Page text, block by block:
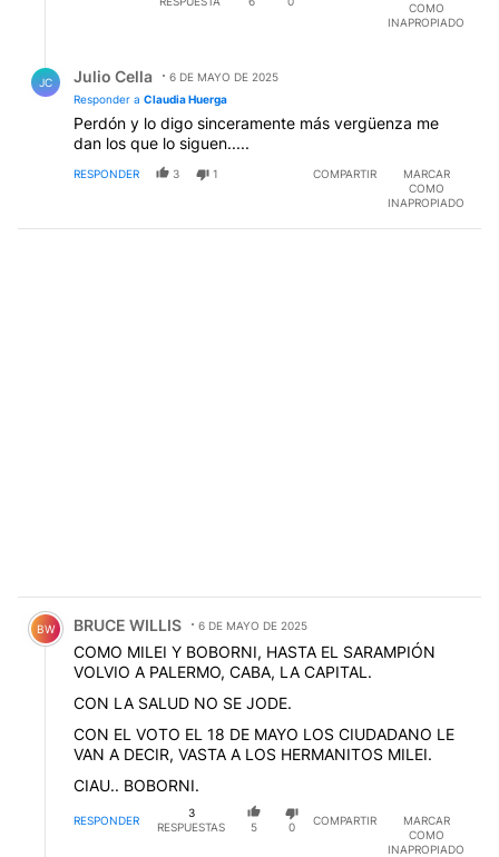
COMO
INAPROPIADO
JC Julio Cella
6 DE MAYO DE 2025
Responder a Claudia Huerga
Perdón y lo digo sinceramente más vergüenza me
dan los que lo siguen.....
RESPONDER 3 1 COMPARTIR
MARCAR
COMO
INAPROPIADO
Comentario de BRUCE WILLIS.
BW BRUCE WILLIS 6 DE MAYO DE 2025
COMO MILEI Y BOBORNI, HASTA EL SARAMPIÓN
VOLVIO A PALERMO, CABA, LA CAPITAL.
CON LA SALUD NO SE JODE.
CON EL VOTO EL 18 DE MAYO LOS CIUDADANO LE
VAN A DECIR, VASTA A LOS HERMANITOS MILEI.
CIAU.. BOBORNI.
RESPONDER
3
RESPUESTAS
5 0
COMPARTIR
MARCAR
COMO
INAPROPIADO